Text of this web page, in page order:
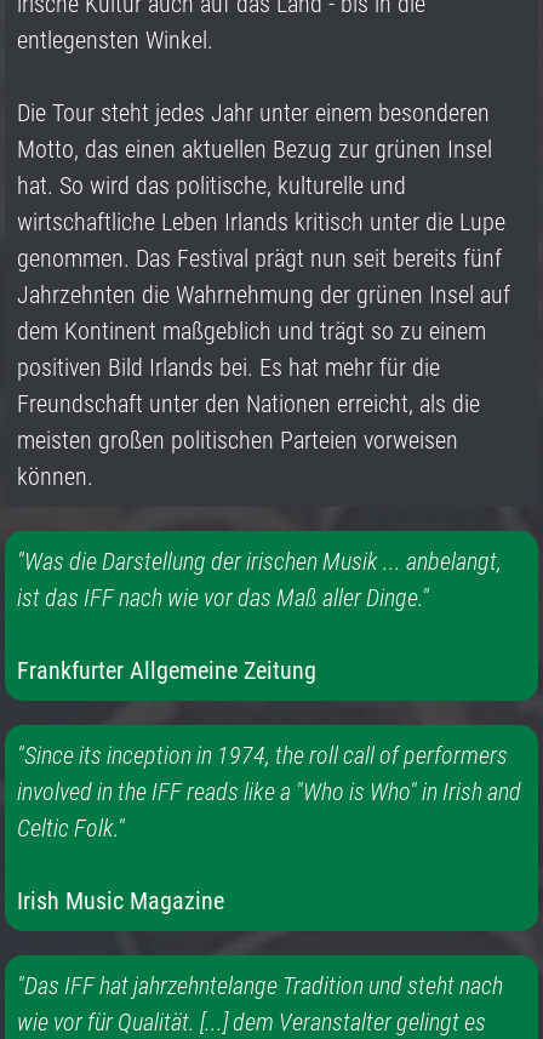
entlegensten Winkel.
Die Tour steht jedes Jahr unter einem besonderen
Motto, das einen aktuellen Bezug zur grünen Insel
hat. So wird das politische, kulturelle und
wirtschaftliche Leben Irlands kritisch unter die Lupe
genommen. Das Festival prägt nun seit bereits fünf
Jahrzehnten die Wahrnehmung der grünen Insel auf
dem Kontinent maßgeblich und trägt so zu einem
positiven Bild Irlands bei. Es hat mehr für die
Freundschaft unter den Nationen erreicht, als die
meisten großen politischen Parteien vorweisen
können.
"Was die Darstellung der irischen Musik ... anbelangt,
ist das IFF nach wie vor das Maß aller Dinge."
Frankfurter Allgemeine Zeitung
"Since its inception in 1974, the roll call of performers
involved in the IFF reads like a "Who is Who" in Irish and
Celtic Folk."
Irish Music Magazine
"Das IFF hat jahrzehntelange Tradition und steht nach
wie vor für Qualität. [...] dem Veranstalter gelingt es